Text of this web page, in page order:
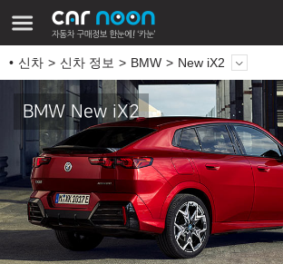
신차 신차 정보 BMW New iX2
BMW New iX2